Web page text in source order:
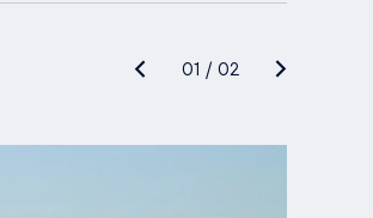
01 / 02